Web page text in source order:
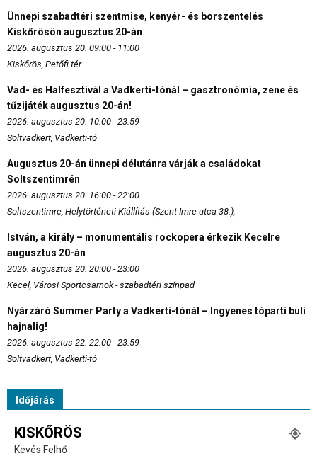
Ünnepi szabadtéri szentmise, kenyér- és borszentelés
Kiskőrösön augusztus 20-án
2026. augusztus 20. 09:00 - 11:00
Kiskőrös, Petőfi tér
Vad- és Halfesztivál a Vadkerti-tónál – gasztronómia, zene és
tűzijáték augusztus 20-án!
2026. augusztus 20. 10:00 - 23:59
Soltvadkert, Vadkerti-tó
Augusztus 20-án ünnepi délutánra várják a családokat
Soltszentimrén
2026. augusztus 20. 16:00 - 22:00
Soltszentimre, Helytörténeti Kiállítás (Szent Imre utca 38.),
István, a király – monumentális rockopera érkezik Kecelre
augusztus 20-án
2026. augusztus 20. 20:00 - 23:00
Kecel, Városi Sportcsarnok - szabadtéri színpad
Nyárzáró Summer Party a Vadkerti-tónál – Ingyenes tóparti buli
hajnalig!
2026. augusztus 22. 22:00 - 23:59
Soltvadkert, Vadkerti-tó
Időjárás
KISKŐRÖS
Kevés Felhő